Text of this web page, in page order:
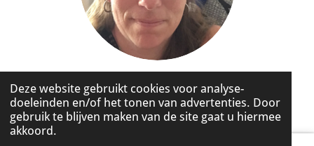
Deze website gebruikt cookies voor analyse-
doeleinden en/of het tonen van advertenties. Door
gebruik te blijven maken van de site gaat u hiermee
akkoord.
© 2020 - 2026 Made by HelloMI
Powered by JouwWeb